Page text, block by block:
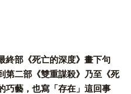
終部《死亡的深度》畫下句
第二部《雙重謀殺》乃至《死
巧藝，也寫「存在」這回事